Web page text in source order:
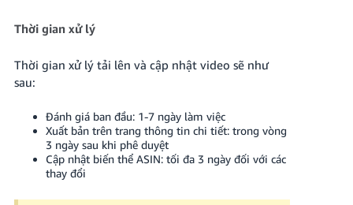
Thời gian xử lý
Thời gian xử lý tải lên và cập nhật video sẽ như
sau:
Đánh giá ban đầu: 1-7 ngày làm việc
Xuất bản trên trang thông tin chi tiết: trong vòng
3 ngày sau khi phê duyệt
Cập nhật biến thể ASIN: tối đa 3 ngày đối với các
thay đổi